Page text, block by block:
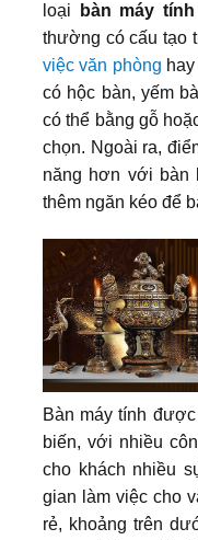
loại
bàn máy tính
thường có cấu tạo
việc văn phòng
có hộc bàn, yếm
có thể bằng gỗ
chọn. Ngoài ra,
năng hơn với bàn
thêm ngăn kéo để
Bàn máy tính
biến, với nhiều
cho khách nhiều
gian làm việc cho
rẻ, khoảng trên